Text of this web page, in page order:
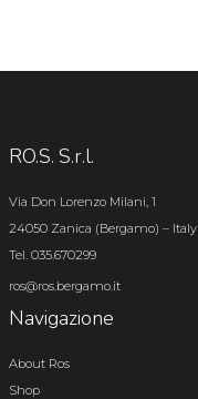
RO.S. S.r.l.
Via Don Lorenzo Milani, 1
24050 Zanica (Bergamo) – Italy
Tel. 035.670299
ros@ros.bergamo.it
Navigazione
About Ros
Shop